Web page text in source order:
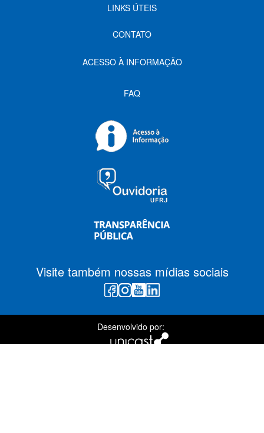
LINKS ÚTEIS
CONTATO
ACESSO À INFORMAÇÃO
FAQ
Visite também nossas mídias sociais
Desenvolvido por: